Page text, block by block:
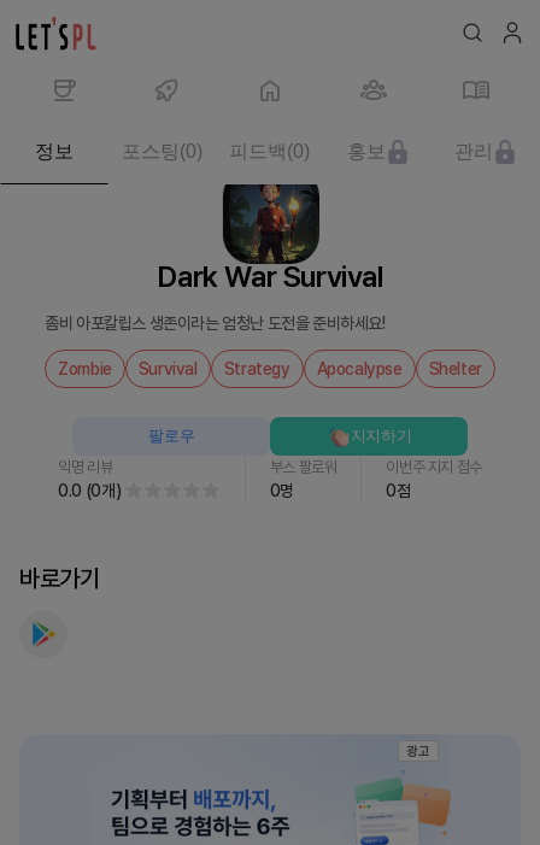
서
Survival
Dark War Survival
좀비 아포칼립스 생존이라는 엄청난 도전을 준비하세요!
Zombie Survival Strategy Apocalypse Shelter
익명 리뷰
0.0 (0개)
부스 팔로워
0명
이번주 지지 점수
0점
팔로우 지지하기
정보 포스팅(0) 피드백 (0) 홍보 관리
바로가기
광고